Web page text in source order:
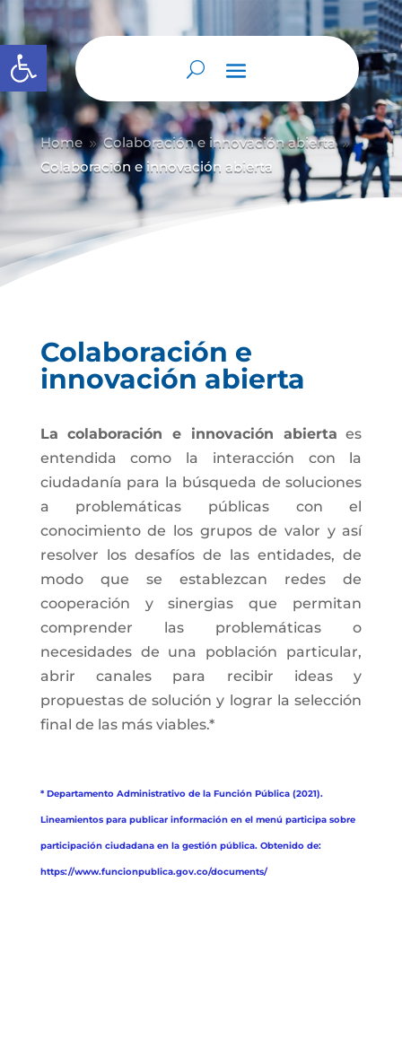
Abrir barra de herramientas
Home 9 Colaboración e innovación abierta 9
Colaboración e innovación abierta
Colaboración e
innovación abierta
La colaboración e innovación abierta es
entendida como la interacción con la
ciudadanía para la búsqueda de soluciones
a problemáticas públicas con el
conocimiento de los grupos de valor y así
resolver los desafíos de las entidades, de
modo que se establezcan redes de
cooperación y sinergias que permitan
comprender las problemáticas o
necesidades de una población particular,
abrir canales para recibir ideas y
propuestas de solución y lograr la selección
final de las más viables.*
* Departamento Administrativo de la Función Pública (2021).
Lineamientos para publicar información en el menú participa sobre
participación ciudadana en la gestión pública. Obtenido de:
https://www.funcionpublica.gov.co/documents/